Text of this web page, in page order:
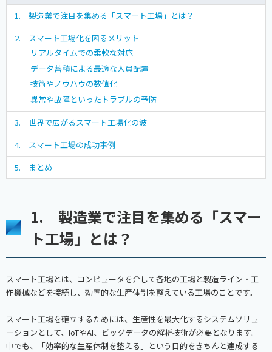
1. 製造業で注目を集める「スマート工場」とは？
2. スマート工場化を図るメリット
リアルタイムでの柔軟な対応
データ蓄積による最適な人員配置
技術やノウハウの数値化
異常や故障といったトラブルの予防
3. 世界で広がるスマート工場化の波
4. スマート工場の成功事例
5. まとめ
1. 製造業で注目を集める「スマー
ト工場」とは？
スマート工場とは、コンピュータを介して各地の工場と製造ライン・工
作機械などを接続し、効率的な生産体制を整えている工場のことです。
スマート工場を確立するためには、生産性を最大化するシステムソリュ
ーションとして、IoTやAI、ビッグデータの解析技術が必要となります。
中でも、「効率的な生産体制を整える」という目的をきちんと達成する